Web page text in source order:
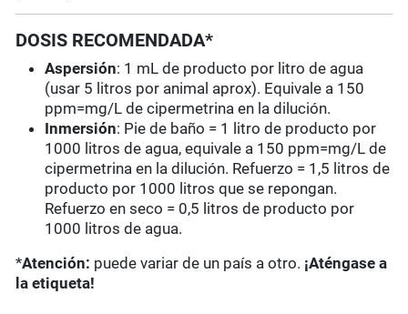
DOSIS RECOMENDADA*
Aspersión: 1 mL de producto por litro de agua
(usar 5 litros por animal aprox). Equivale a 150
ppm=mg/L de cipermetrina en la dilución.
Inmersión: Pie de baño = 1 litro de producto por
1000 litros de agua, equivale a 150 ppm=mg/L de
cipermetrina en la dilución. Refuerzo = 1,5 litros de
producto por 1000 litros que se repongan.
Refuerzo en seco = 0,5 litros de producto por
1000 litros de agua.
*Atención: puede variar de un país a otro. ¡Aténgase a
la etiqueta!